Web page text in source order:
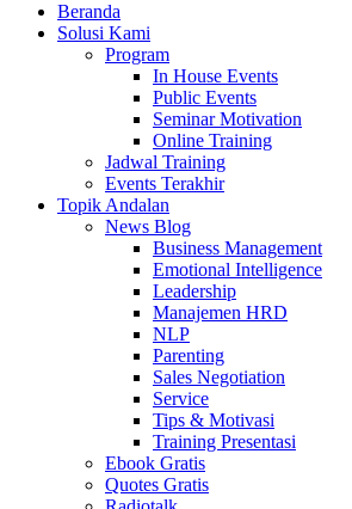
Beranda
Solusi Kami
Program
In House Events
Public Events
Seminar Motivation
Online Training
Jadwal Training
Events Terakhir
Topik Andalan
News Blog
Business Management
Emotional Intelligence
Leadership
Manajemen HRD
NLP
Parenting
Sales Negotiation
Service
Tips & Motivasi
Training Presentasi
Ebook Gratis
Quotes Gratis